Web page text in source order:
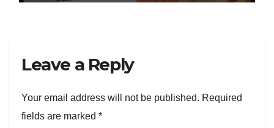
Leave a Reply
Your email address will not be published. Required
fields are marked *